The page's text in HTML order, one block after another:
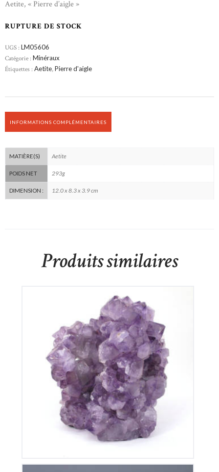
Aetite, « Pierre d’aigle »
RUPTURE DE STOCK
UGS : LM05606
Catégorie : Minéraux
Étiquettes : Aetite,Pierre d'aigle
INFORMATIONS COMPLÉMENTAIRES
MATIÈRE(S) Aetite
POIDS NET 293g
DIMENSION : 12.0 x 8.3 x 3.9 cm
Produits similaires
Améthyste du Brésil
135€